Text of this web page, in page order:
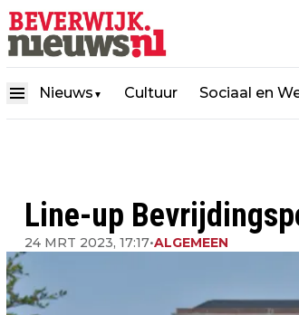
Nieuws ▼ Cultuur Sociaal en
Line-up
24 MRT 2023, 17:17•ALGEMEEN